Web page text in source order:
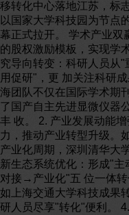
移转化中心落地江苏，标
以国家大学科技园为节点
幕正式拉开。 学术产业双
的股权激励模板，实现学
究导向转变：科研人员从
用促研"，更 加关注科研
海团队不仅在国际学术期
了国产自主先进显微仪器
丰 收。 2. 产业发展动能
力，推动产业转型升级。
产业化周期，深圳清华大
新生态系统优化：形成"
对接→产业化"五 位一体转
如上海交通大学科技成果
研人员尽享"转化"便利。